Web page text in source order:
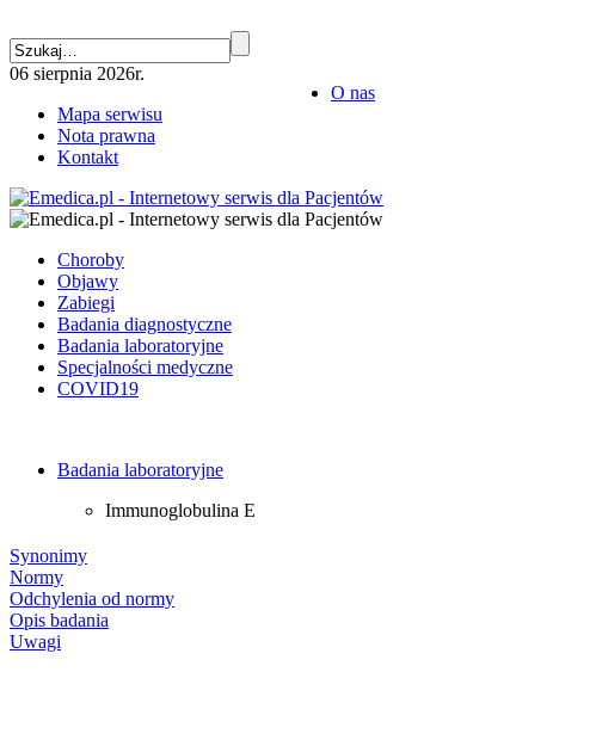
06 sierpnia 2026r.
O nas
Mapa serwisu
Nota prawna
Kontakt
Choroby
Objawy
Zabiegi
Badania diagnostyczne
Badania laboratoryjne
Specjalności medyczne
COVID19
Badania laboratoryjne
Immunoglobulina E
Synonimy
Normy
Odchylenia od normy
Opis badania
Uwagi